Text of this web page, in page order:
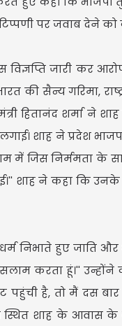
पर जवाब देने को
विज्ञप्ति जारी कर
की सैन्य गरिमा,
हितानंद शर्मा ने
शाह ने प्रदेश
जिस निर्ममता के
शाह ने कहा कि
धर्म निभाते हुए जाति
करता हूं।''
पहुंची है, तो मैं दस
स्थित शाह के आवास